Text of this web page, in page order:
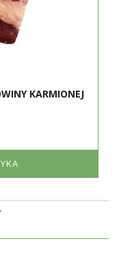
KARMIONEJ